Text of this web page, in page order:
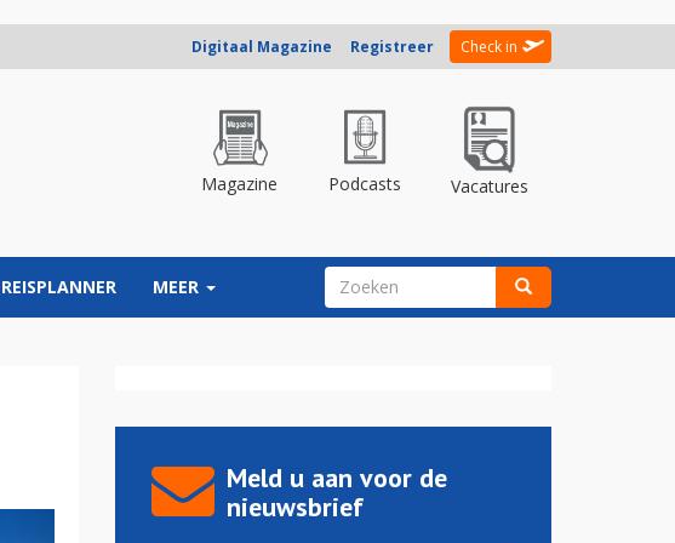
Digitaal Magazine Registreer Check in
Magazine Podcasts Vacatures
REISPLANNER MEER ZOEKVELD
Meld u aan voor de
nieuwsbrief